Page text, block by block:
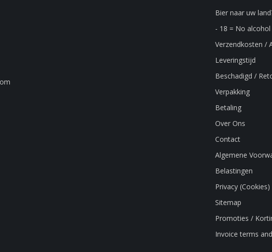
Bier naar uw
- 18 = No alcohol
Verzendkosten /
Leveringstijd
Beschadigd /
Verpakking
Betaling
Over Ons
Contact
Algemene
Belastingen
Privacy (Cookies)
Sitemap
Promoties /
Invoice terms